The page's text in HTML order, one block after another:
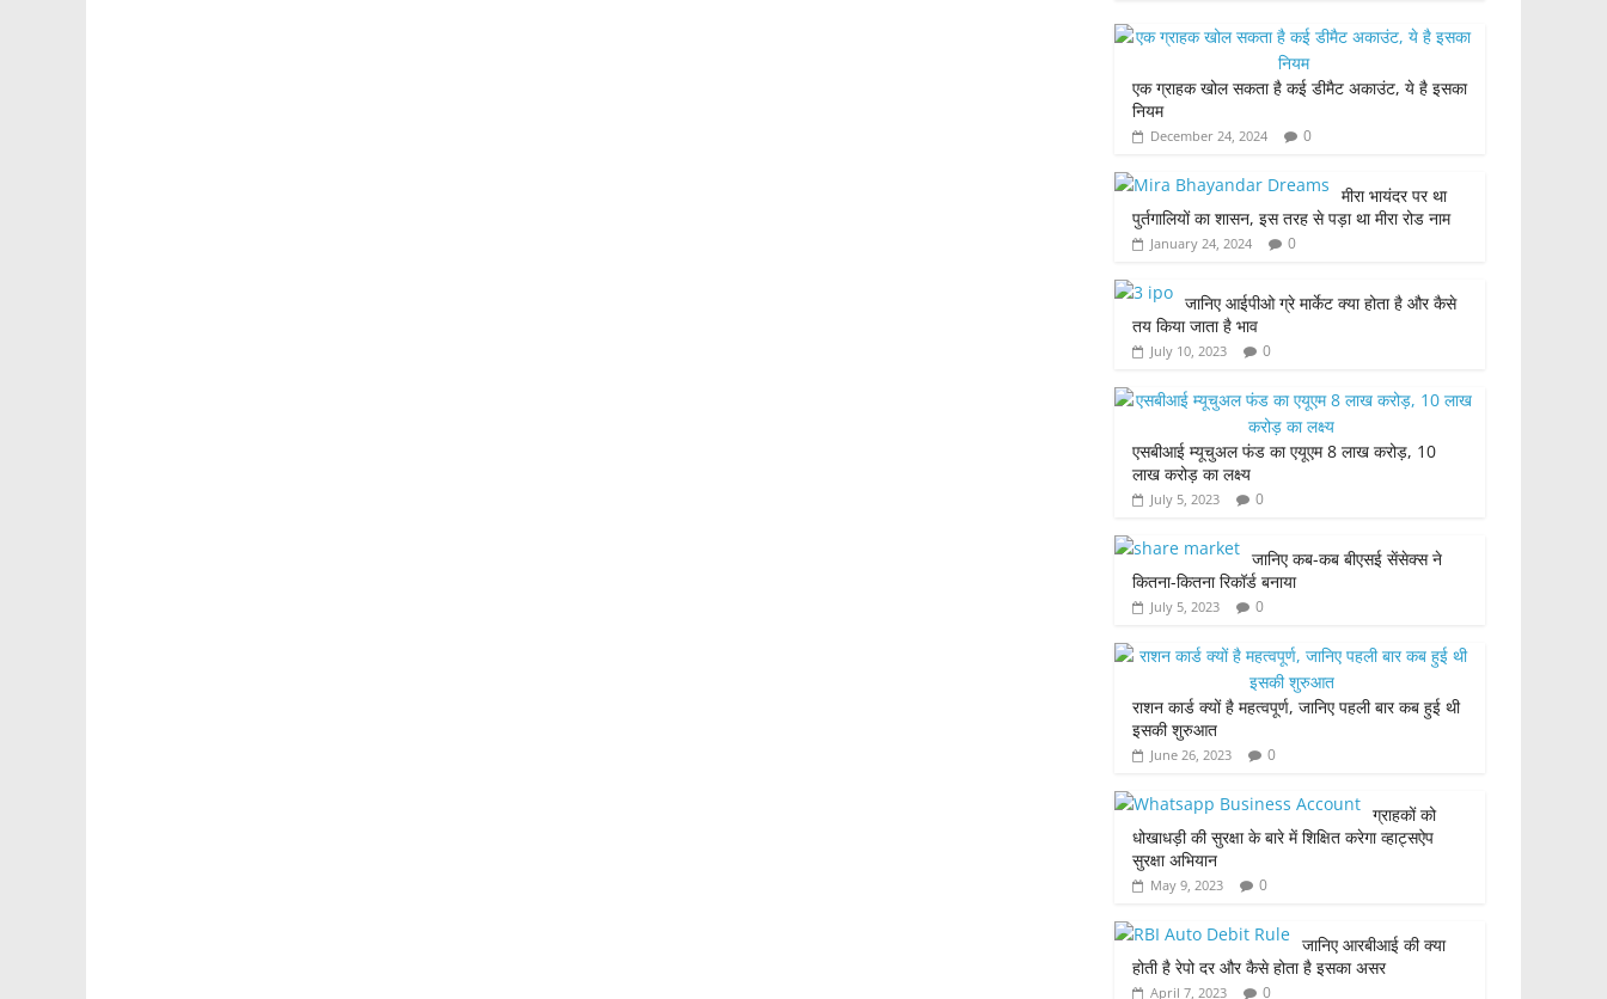
c
b
o
o
k
itt at
s
A
p
p
ar
e
एक ग्राहक खोल सकता है कई डीमैट अकाउंट, ये है इसका
नियम
December 24, 2024 0
मीरा भायंदर पर था
पुर्तगालियों का शासन, इस तरह से पड़ा था मीरा रोड नाम
January 24, 2024 0
जानिए आईपीओ ग्रे मार्केट क्या होता है और कैसे
तय किया जाता है भाव
July 10, 2023 0
एसबीआई म्यूचुअल फंड का एयूएम 8 लाख करोड़, 10
लाख करोड़ का लक्ष्य
July 5, 2023 0
जानिए कब-कब बीएसई सेंसेक्स ने
कितना-कितना रिकॉर्ड बनाया
July 5, 2023 0
राशन कार्ड क्यों है महत्वपूर्ण, जानिए पहली बार कब हुई थी
इसकी शुरुआत
June 26, 2023 0
ग्राहकों को
धोखाधड़ी की सुरक्षा के बारे में शिक्षित करेगा व्हाट्सऐप
सुरक्षा अभियान
May 9, 2023 0
जानिए आरबीआई की क्या
होती है रेपो दर और कैसे होता है इसका असर
April 7, 2023 0